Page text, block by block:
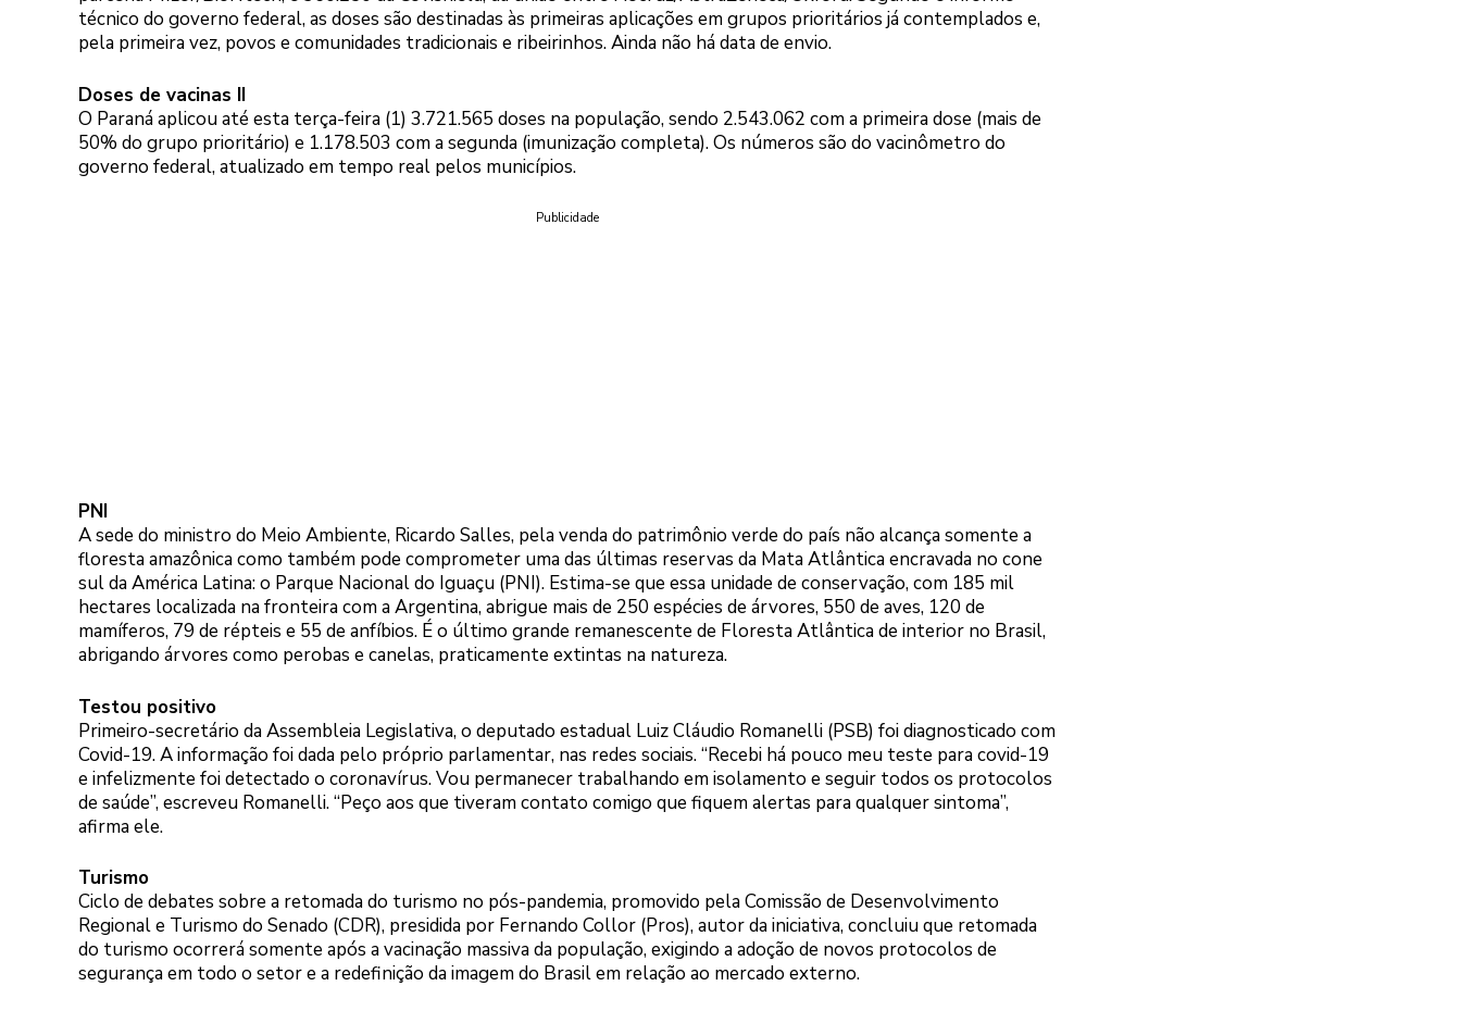
técnico do governo federal, as doses são destinadas às primeiras aplicações em grupos prioritários já contemplados e,
pela primeira vez, povos e comunidades tradicionais e ribeirinhos. Ainda não há data de envio.
Doses de vacinas II
O Paraná aplicou até esta terça-feira (1) 3.721.565 doses na população, sendo 2.543.062 com a primeira dose (mais de
50% do grupo prioritário) e 1.178.503 com a segunda (imunização completa). Os números são do vacinômetro do
governo federal, atualizado em tempo real pelos municípios.
Publicidade
PNI
A sede do ministro do Meio Ambiente, Ricardo Salles, pela venda do patrimônio verde do país não alcança somente a
floresta amazônica como também pode comprometer uma das últimas reservas da Mata Atlântica encravada no cone
sul da América Latina: o Parque Nacional do Iguaçu (PNI). Estima-se que essa unidade de conservação, com 185 mil
hectares localizada na fronteira com a Argentina, abrigue mais de 250 espécies de árvores, 550 de aves, 120 de
mamíferos, 79 de répteis e 55 de anfíbios. É o último grande remanescente de Floresta Atlântica de interior no Brasil,
abrigando árvores como perobas e canelas, praticamente extintas na natureza.
Testou positivo
Primeiro-secretário da Assembleia Legislativa, o deputado estadual Luiz Cláudio Romanelli (PSB) foi diagnosticado com
Covid-19. A informação foi dada pelo próprio parlamentar, nas redes sociais. “Recebi há pouco meu teste para covid-19
e infelizmente foi detectado o coronavírus. Vou permanecer trabalhando em isolamento e seguir todos os protocolos
de saúde”, escreveu Romanelli. “Peço aos que tiveram contato comigo que fiquem alertas para qualquer sintoma”,
afirma ele.
Turismo
Ciclo de debates sobre a retomada do turismo no pós-pandemia, promovido pela Comissão de Desenvolvimento
Regional e Turismo do Senado (CDR), presidida por Fernando Collor (Pros), autor da iniciativa, concluiu que retomada
do turismo ocorrerá somente após a vacinação massiva da população, exigindo a adoção de novos protocolos de
segurança em todo o setor e a redefinição da imagem do Brasil em relação ao mercado externo.